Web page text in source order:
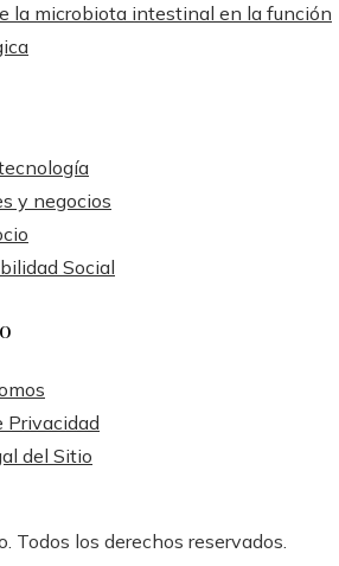
la microbiota intestinal en la función
y negocios
Social
Privacidad
del Sitio
Todos los derechos reservados.